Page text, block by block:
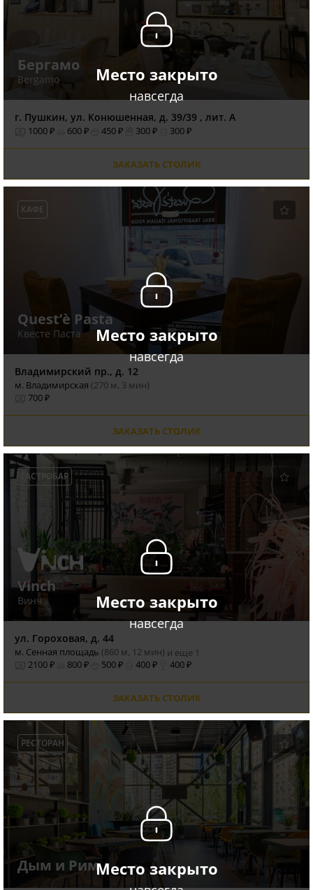
Место закрыто
навсегда
Бергамо
Bergamo
г. Пушкин, ул. Конюшенная, д. 39/39 , лит. А
1000 ₽ 600 ₽ 450 ₽ 300 ₽ 300 ₽
ЗАКАЗАТЬ СТОЛИК
Место закрыто
навсегда
КАФЕ
Quest’è Pasta
Квесте Паста
Владимирский пр., д. 12
м. Владимирская (270 м, 3 мин)
700 ₽
ЗАКАЗАТЬ СТОЛИК
Место закрыто
навсегда
ГАСТРОБАР
Vinch
Винч
ул. Гороховая, д. 44
м. Сенная площадь (860 м, 12 мин) и еще 1
2100 ₽
800 ₽ 500 ₽ 400 ₽ 400 ₽
ЗАКАЗАТЬ СТОЛИК
Место закрыто
РЕСТОРАН
Дым и Рим